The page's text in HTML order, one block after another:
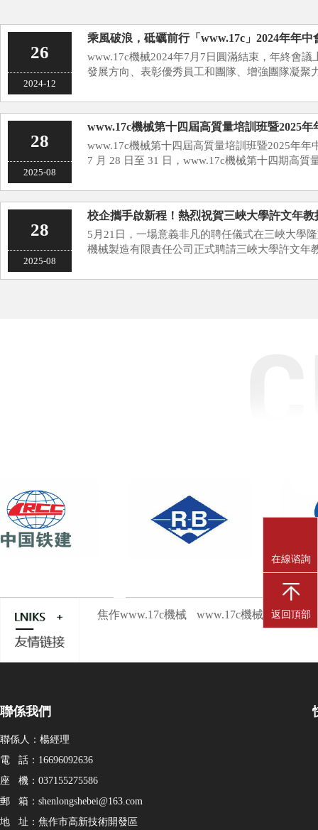
26
2024-12
乘風破浪，砥礪前行「www.17c」2024年年中
www.17c機械2024年7月7日圓滿結束，年終會
發展方向、表彰優秀員工和團隊、增強團隊凝聚
完···
28
2025-08
www.17c機械第十四屆高質量培訓班暨2025
www.17c機械第十四屆高質量培訓班暨2025年年
7 月 28 日至 31 日，www.17c機械第十四期高質
“培···
28
2025-08
校企攜手啟新程！熱烈祝賀三峽大學許文年
5月21日，一場意義非凡的聘任儀式在三峽大學
機械製造有限責任公司正式聘請三峽大學許文年
同見證···
焦作www.17c機械 www.17c機械百家號
聯係我們
聯係人：楊經理
電 話：16696092636
座 機：037155275586
郵 箱：shenlongshebei@163.com
地 址：焦作市高新技術開發區
在線谘詢
返回頂部